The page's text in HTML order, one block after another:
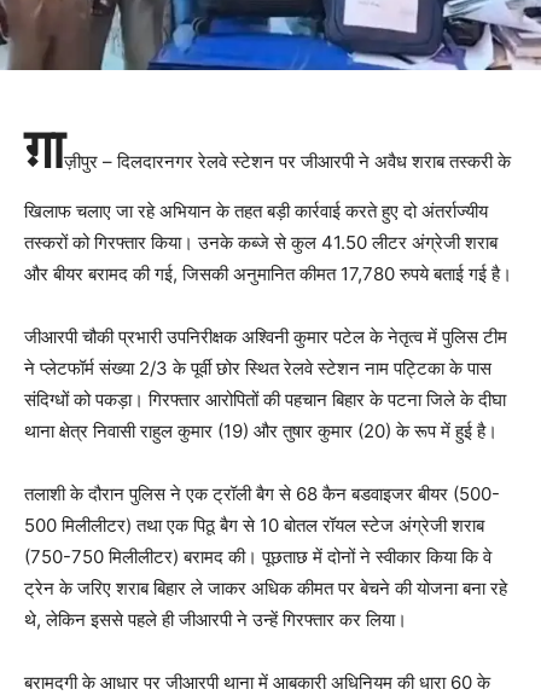
ग़ाज़ीपुर – दिलदारनगर रेलवे स्टेशन पर जीआरपी ने अवैध शराब तस्करी के
खिलाफ चलाए जा रहे अभियान के तहत बड़ी कार्रवाई करते हुए दो अंतर्राज्यीय
तस्करों को गिरफ्तार किया। उनके कब्जे से कुल 41.50 लीटर अंग्रेजी शराब
और बीयर बरामद की गई, जिसकी अनुमानित कीमत 17,780 रुपये बताई गई है।
जीआरपी चौकी प्रभारी उपनिरीक्षक अश्विनी कुमार पटेल के नेतृत्व में पुलिस टीम
ने प्लेटफॉर्म संख्या 2/3 के पूर्वी छोर स्थित रेलवे स्टेशन नाम पट्टिका के पास
संदिग्धों को पकड़ा। गिरफ्तार आरोपितों की पहचान बिहार के पटना जिले के दीघा
थाना क्षेत्र निवासी राहुल कुमार (19) और तुषार कुमार (20) के रूप में हुई है।
तलाशी के दौरान पुलिस ने एक ट्रॉली बैग से 68 कैन बडवाइजर बीयर (500-
500 मिलीलीटर) तथा एक पिठू बैग से 10 बोतल रॉयल स्टेज अंग्रेजी शराब
(750-750 मिलीलीटर) बरामद की। पूछताछ में दोनों ने स्वीकार किया कि वे
ट्रेन के जरिए शराब बिहार ले जाकर अधिक कीमत पर बेचने की योजना बना रहे
थे, लेकिन इससे पहले ही जीआरपी ने उन्हें गिरफ्तार कर लिया।
बरामदगी के आधार पर जीआरपी थाना में आबकारी अधिनियम की धारा 60 के